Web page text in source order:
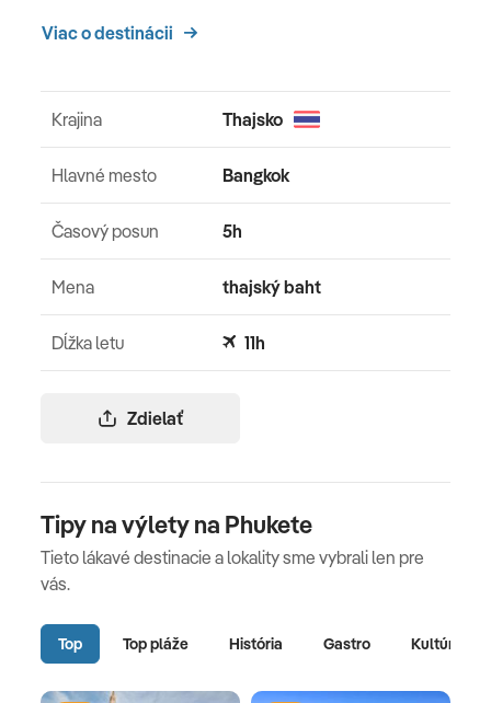
Viac o destinácii
Zdielať
Krajina Thajsko
Hlavné mesto Bangkok
Časový posun 5h
Mena thajský baht
Dĺžka letu 11h
Tipy na výlety na Phukete
Tieto lákavé destinacie a lokality sme vybrali len pre
vás.
Top Top pláže História Gastro Kultúra